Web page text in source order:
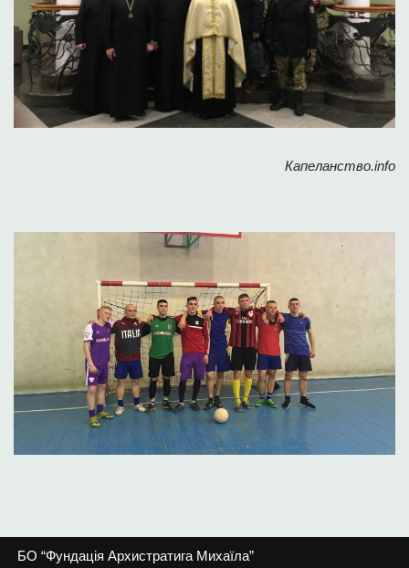
Капеланство.info
БО “Фундація Архистратига Михаїла”